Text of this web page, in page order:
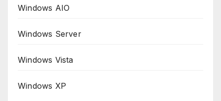
Windows AIO
Windows Server
Windows Vista
Windows XP